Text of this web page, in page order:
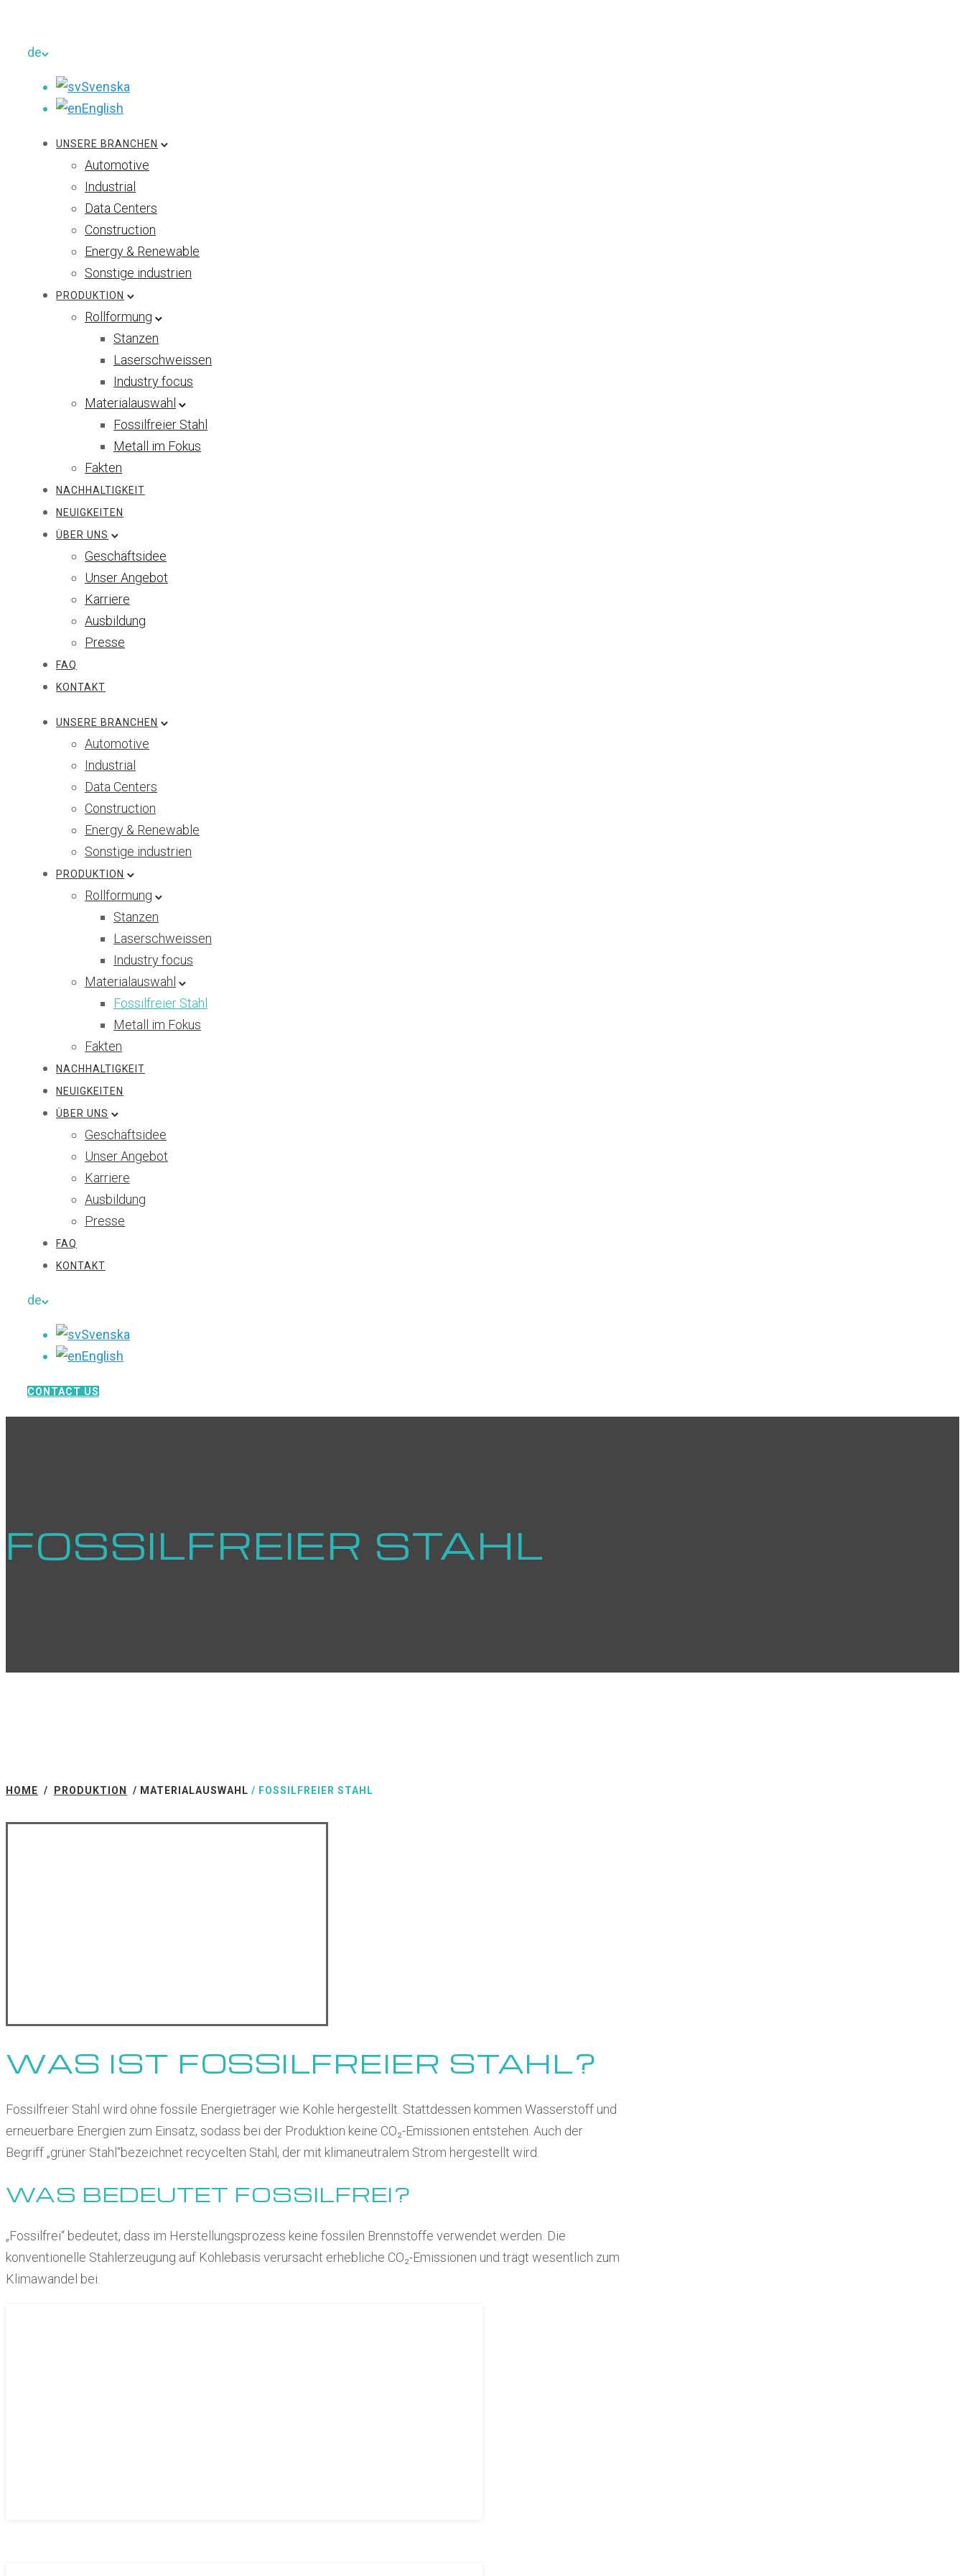
de
Svenska
English
UNSERE BRANCHEN
Automotive
Industrial
Data Centers
Construction
Energy & Renewable
Sonstige industrien
PRODUKTION
Rollformung
Stanzen
Laserschweissen
Industry focus
Materialauswahl
Fossilfreier Stahl
Metall im Fokus
Fakten
NACHHALTIGKEIT
NEUIGKEITEN
ÜBER UNS
Geschäftsidee
Unser Angebot
Karriere
Ausbildung
Presse
FAQ
KONTAKT
UNSERE BRANCHEN
Automotive
Industrial
Data Centers
Construction
Energy & Renewable
Sonstige industrien
PRODUKTION
Rollformung
Stanzen
Laserschweissen
Industry focus
Materialauswahl
Fossilfreier Stahl
Metall im Fokus
Fakten
NACHHALTIGKEIT
NEUIGKEITEN
ÜBER UNS
Geschäftsidee
Unser Angebot
Karriere
Ausbildung
Presse
FAQ
KONTAKT
de
Svenska
English
CONTACT US
FOSSILFREIER STAHL
HOME / PRODUKTION / MATERIALAUSWAHL / FOSSILFREIER STAHL
WAS IST FOSSILFREIER STAHL?
Fossilfreier Stahl wird ohne fossile Energieträger wie Kohle hergestellt. Stattdessen kommen Wasserstoff und
erneuerbare Energien zum Einsatz, sodass bei der Produktion keine CO₂-Emissionen entstehen. Auch der
Begriff „grüner Stahl“bezeichnet recycelten Stahl, der mit klimaneutralem Strom hergestellt wird.
WAS BEDEUTET FOSSILFREI?
„Fossilfrei“ bedeutet, dass im Herstellungsprozess keine fossilen Brennstoffe verwendet werden. Die
konventionelle Stahlerzeugung auf Kohlebasis verursacht erhebliche CO₂-Emissionen und trägt wesentlich zum
Klimawandel bei.